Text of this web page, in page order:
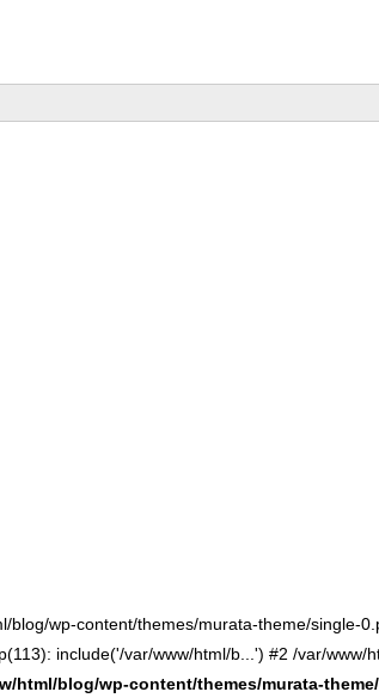
wp-content/themes/murata-theme/single-
include('/var/www/html/b...') #2 /var/
html/blog/wp-content/themes/murata-